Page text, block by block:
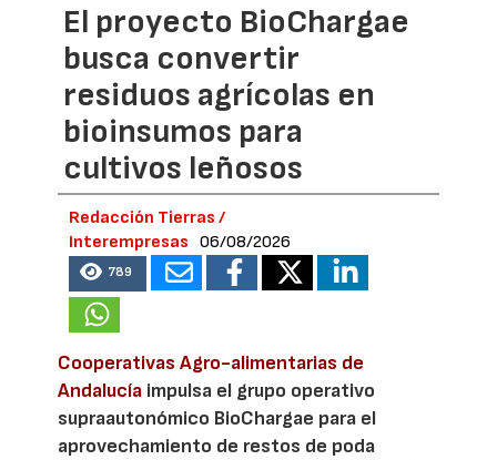
El proyecto BioChargae
busca convertir
residuos agrícolas en
bioinsumos para
cultivos leñosos
Redacción Tierras /
Interempresas
06/08/2026
789
Cooperativas Agro-alimentarias de
Andalucía impulsa el grupo operativo
supraautonómico BioChargae para el
aprovechamiento de restos de poda